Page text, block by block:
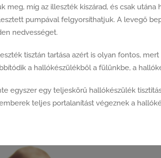
meg, míg az illeszték kiszárad, és csak
pumpával felgyorsíthatjuk. A levegő
nedvességet.
tisztán tartása azért is olyan fontos,
a hallókészülékből a fülünkbe, a
egyszer egy teljeskörű hallókészülék
teljes portalanítást végeznek a